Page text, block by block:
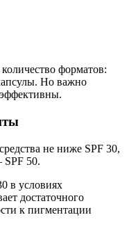
форматов:
Но важно
не ниже SPF 30,
SPF 50.
в условиях
достаточного
к пигментации